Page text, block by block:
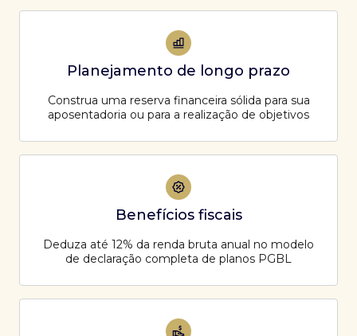
Planejamento de longo prazo
Construa uma reserva financeira sólida para sua
aposentadoria ou para a realização de objetivos
Benefícios fiscais
Deduza até 12% da renda bruta anual no modelo
de declaração completa de planos PGBL